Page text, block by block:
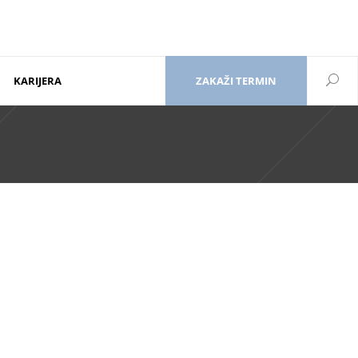
none; line-height: 12px; margin-top: 15px; margin-bottom:
KARIJERA ZAKAŽI TERMIN